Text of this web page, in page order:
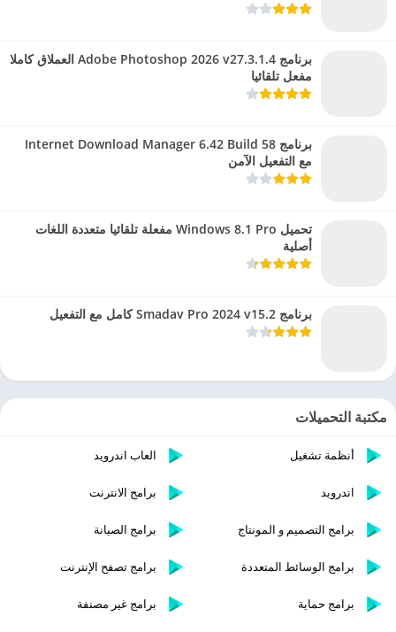
برنامج Adobe Photoshop 2026 v27.3.1.4 العملاق كاملا
مفعل تلقائيا
برنامج Internet Download Manager 6.42 Build 58
مع التفعيل الآمن
تحميل Windows 8.1 Pro مفعلة تلقائيا متعددة اللغات
أصلية
برنامج Smadav Pro 2024 v15.2 كامل مع التفعيل
مكتبة التحميلات
أنظمة تشغيل العاب اندرويد
اندرويد برامج الانترنت
برامج التصميم و المونتاج برامج الصيانة
برامج الوسائط المتعددة برامج تصفح الإنترنت
برامج حماية برامج غير مصنفة